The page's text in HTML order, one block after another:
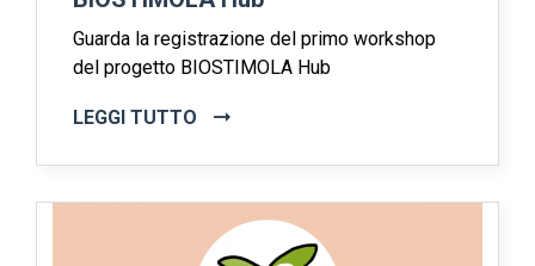
Guarda la registrazione del primo workshop
del progetto BIOSTIMOLA Hub
LEGGI TUTTO